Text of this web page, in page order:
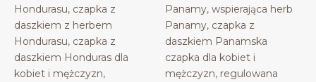
Hondurasu, czapka z
daszkiem z herbem
Hondurasu, czapka z
daszkiem Honduras dla
kobiet i mężczyzn,
Panamy, wspierająca herb
Panamy, czapka z
daszkiem Panamska
czapka dla kobiet i
mężczyzn, regulowana